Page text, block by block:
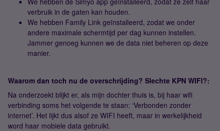
verbruik in de gaten kan houden.
We hebben Family Link geïnstalleerd, zodat we onder
andere maximale schermtijd per dag kunnen instellen.
Jammer genoeg kunnen we de data niet beheren op deze
manier.
Waarom dan toch nu de overschrijding? Slechte KPN WIFI?:
Na onderzoekt blijkt er, als mijn dochter thuis is, bij haar wifi
verbinding soms het volgende te staan: ‘Verbonden zonder
internet’. Het lijkt dus alsof ze WIFI heeft, maar in werkelijkheid
word haar mobiele data gebruikt.